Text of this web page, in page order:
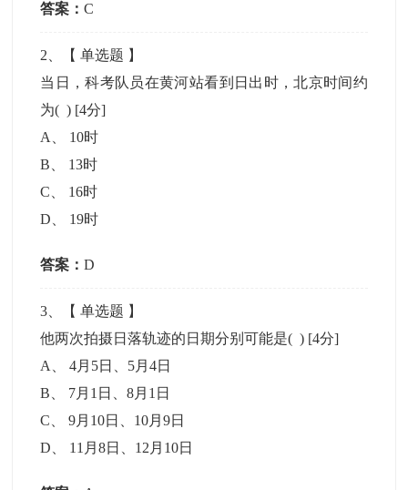
答案：C
2 、【单选题 】
当日，科考队员在黄河站看到日出时，北京时间约
为( ) [4分]
A
10时
B
13时
C
16时
D
19时
答案：D
3 、【单选题 】
他两次拍摄日落轨迹的日期分别可能是( ) [4分]
A
、4月5日、5月4日
B
7月1日、8月1日
C 、9月10日、10月9日
D
11月8日、12月10日